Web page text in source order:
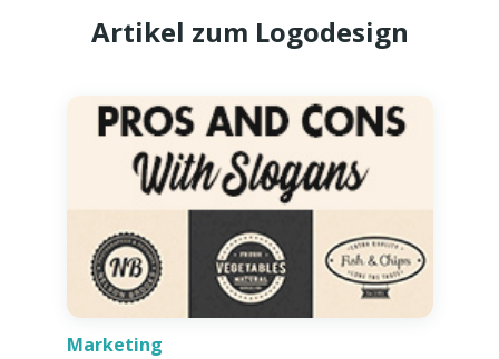
Artikel zum Logodesign
Marketing